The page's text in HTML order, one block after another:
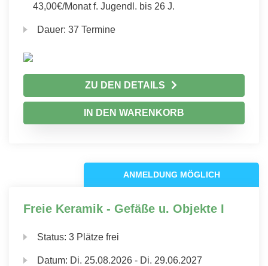
43,00€/Monat f. Jugendl. bis 26 J.
Dauer:37 Termine
ZU DEN DETAILS
IN DEN WARENKORB
ANMELDUNG MÖGLICH
Freie Keramik - Gefäße u. Objekte I
Status:3 Plätze frei
Datum: Di. 25.08.2026 - Di. 29.06.2027